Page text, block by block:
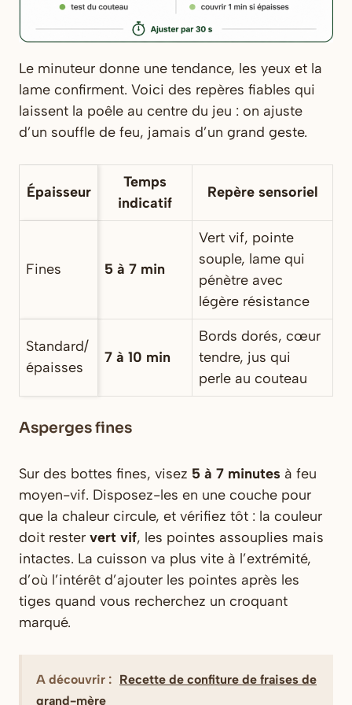
Le minuteur donne une tendance, les yeux et la
lame confirment. Voici des repères fiables qui
laissent la poêle au centre du jeu : on ajuste
d’un souffle de feu, jamais d’un grand geste.
Épaisseur
Temps
indicatif
Repère sensoriel
Fines 5 à 7 min
Vert vif, pointe
souple, lame qui
pénètre avec
légère résistance
Standard/
épaisses
7 à 10 min
Bords dorés, cœur
tendre, jus qui
perle au couteau
Asperges fines
Sur des bottes fines, visez 5 à 7 minutes à feu
moyen-vif. Disposez-les en une couche pour
que la chaleur circule, et vérifiez tôt : la couleur
doit rester vert vif, les pointes assouplies mais
intactes. La cuisson va plus vite à l’extrémité,
d’où l’intérêt d’ajouter les pointes après les
tiges quand vous recherchez un croquant
marqué.
A découvrir : Recette de confiture de fraises de
grand-mère